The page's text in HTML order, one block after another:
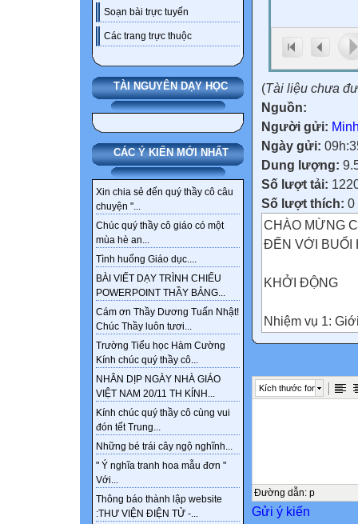
Soạn bài trực tuyến
Các trang trực thuộc
TÀI NGUYÊN DẠY HỌC
CÁC Ý KIẾN MỚI NHẤT
Xin chia sẻ đến quý thầy cô câu
chuyện "...
Chúc quý thầy cô giáo có một
mùa hè an...
Tình huống Giáo dục....
BÀI VIẾT DẠY TRÌNH CHIẾU
POWERPOINT THẦY BẢNG...
Cám ơn Thầy Dương Tuấn Nhật!
Chúc Thầy luôn tươi...
Trường Tiểu học Hàm Cường
Kính chúc quý thầy cô...
NHÂN DỊP NGÀY NHÀ GIÁO
VIỆT NAM 20/11 TH KÍNH...
Kính chúc quý thầy cô cùng vui
đón tết Trung...
Những bé trái cây ngộ nghĩnh...
" Ý nghĩa tranh hoa mẫu đơn "
Với...
Thông báo thành lập website
:THƯ VIỆN ĐIỆN TỬ -...
(Tài liệu chưa
Nguồn:
Người gửi:
Ngày gửi:
Dung lượng:
Số lượt tải:
Số lượt thích: 0
CHÀO MỪNG
ĐẾN VỚI BUỔI
KHỞI ĐỘNG
Nhiệm vụ 1:
Mời một bạn
đưa cho GV.
Nhiệm vụ 1:
Kích thước font
Đường dẫn: p
Gửi ý kiến